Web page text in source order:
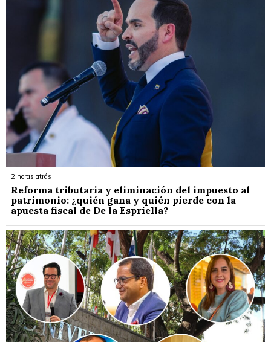
2 horas atrás
Reforma tributaria y eliminación del impuesto al
patrimonio: ¿quién gana y quién pierde con la
apuesta fiscal de De la Espriella?